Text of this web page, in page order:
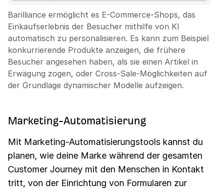
Barilliance ermöglicht es E-Commerce-Shops, das
Einkaufserlebnis der Besucher mithilfe von KI
automatisch zu personalisieren. Es kann zum Beispiel
konkurrierende Produkte anzeigen, die frühere
Besucher angesehen haben, als sie einen Artikel in
Erwägung zogen, oder Cross-Sale-Möglichkeiten auf
der Grundlage dynamischer Modelle aufzeigen.
Marketing-Automatisierung
Mit Marketing-Automatisierungstools kannst du
planen, wie deine Marke während der gesamten
Customer Journey mit den Menschen in Kontakt
tritt, von der Einrichtung von Formularen zur